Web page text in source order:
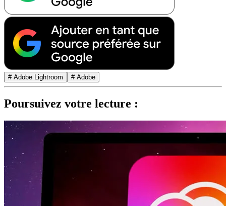
# Adobe Lightroom # Adobe
Poursuivez votre lecture :